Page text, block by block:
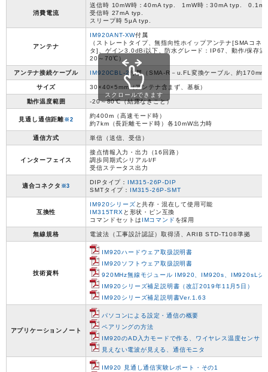
消費電流
送信時 10mW時：40mA typ. 1mW時：30mA typ.
受信時 27mA typ.
スリープ時 5μA typ.
アンテナ
IM920ANT-XW付属
（ストレートタイプ、無指向性ホイップアンテナ[SMAコネク
タ]、ゲイン3.0dBi以下、防水グレード：IP67、動作/保存温
20～70℃）
アンテナ接続ケーブル IM920CBL-2付属（SMA-R－u.FL変換ケーブル、約170mm
サイズ 30×40×5mm（アンテナ含まず、基板）
動作温度範囲 -20～80℃（結露なきこと）
見通し通信距離 ※2
約400m（高速モード時）
約7km（長距離モード時）各10mW出力時
通信方式 単信（送信、受信）
インターフェイス
接点情報入力・出力（16回路）
調歩同期式シリアルI/F
受信ステータス出力
適合コネクタ ※3
DIPタイプ： IM315-26P-DIP
SMTタイプ： IM315-26P-SMT
互換性
IM920シリーズ と共存・混在して使用可能
IM315TRX と形状・ピン互換
コマンドセットは IMコマンド を採用
無線規格 電波法（工事設計認証）取得済、ARIB STD-T108準拠
技術資料
IM920ハードウェア取扱説明書
IM920ソフトウェア取扱説明書
920MHz無線モジュール IM920、IM920s、IM920sLシ
IM920シリーズ補足説明書（改訂2019年11月5日）
IM920シリーズ補足説明書Ver.1.63
アプリケーションノート
パソコンによる設定・通信の概要
ペアリングの方法
IM920のAD入力モードで作る、ワイヤレス温度センサ
見えない電波が見える、通信モニタ
IM920 見通し通信実験レポート・その1
スクロールできます